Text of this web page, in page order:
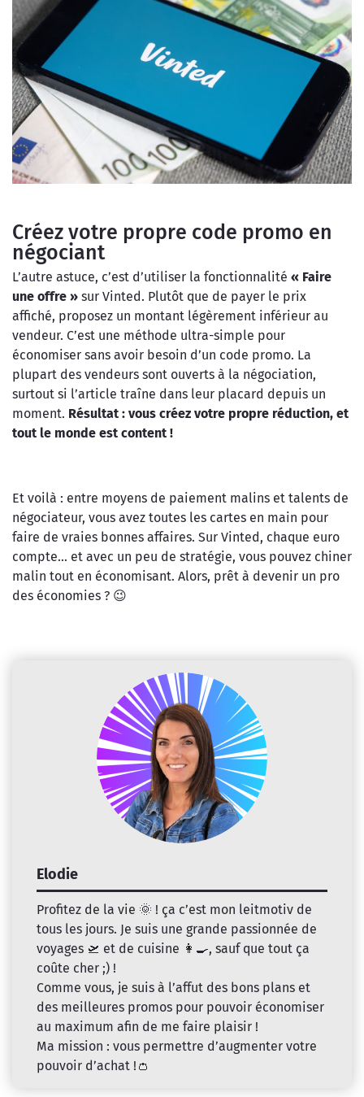
Créez votre propre code promo en
négociant
L’autre astuce, c’est d’utiliser la fonctionnalité « Faire
une offre » sur Vinted. Plutôt que de payer le prix
affiché, proposez un montant légèrement inférieur au
vendeur. C’est une méthode ultra-simple pour
économiser sans avoir besoin d’un code promo. La
plupart des vendeurs sont ouverts à la négociation,
surtout si l’article traîne dans leur placard depuis un
moment. Résultat : vous créez votre propre réduction, et
tout le monde est content !
Et voilà : entre moyens de paiement malins et talents de
négociateur, vous avez toutes les cartes en main pour
faire de vraies bonnes affaires. Sur Vinted, chaque euro
compte… et avec un peu de stratégie, vous pouvez chiner
malin tout en économisant. Alors, prêt à devenir un pro
des économies ? 😉
Elodie
Profitez de la vie 🌞 ! ça c’est mon leitmotiv de
tous les jours. Je suis une grande passionnée de
voyages 🛫 et de cuisine 👩‍🍳, sauf que tout ça
coûte cher ;) !
Comme vous, je suis à l’affut des bons plans et
des meilleures promos pour pouvoir économiser
au maximum afin de me faire plaisir !
Ma mission : vous permettre d’augmenter votre
pouvoir d’achat !👛